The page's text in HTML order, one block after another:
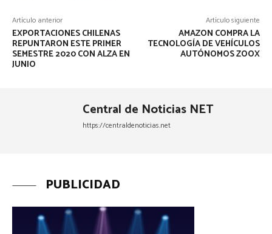
Artículo anterior
EXPORTACIONES CHILENAS
REPUNTARON ESTE PRIMER
SEMESTRE 2020 CON ALZA EN
JUNIO
Artículo siguiente
AMAZON COMPRA LA
TECNOLOGÍA DE VEHÍCULOS
AUTÓNOMOS ZOOX
Central de Noticias NET
https://centraldenoticias.net
PUBLICIDAD